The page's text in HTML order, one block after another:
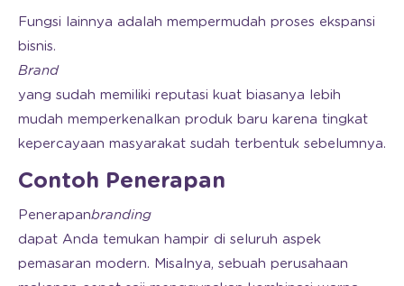
Fungsi lainnya adalah mempermudah proses ekspansi
bisnis.
Brand
yang sudah memiliki reputasi kuat biasanya lebih
mudah memperkenalkan produk baru karena tingkat
kepercayaan masyarakat sudah terbentuk sebelumnya.
Contoh Penerapan
Penerapanbranding
dapat Anda temukan hampir di seluruh aspek
pemasaran modern. Misalnya, sebuah perusahaan